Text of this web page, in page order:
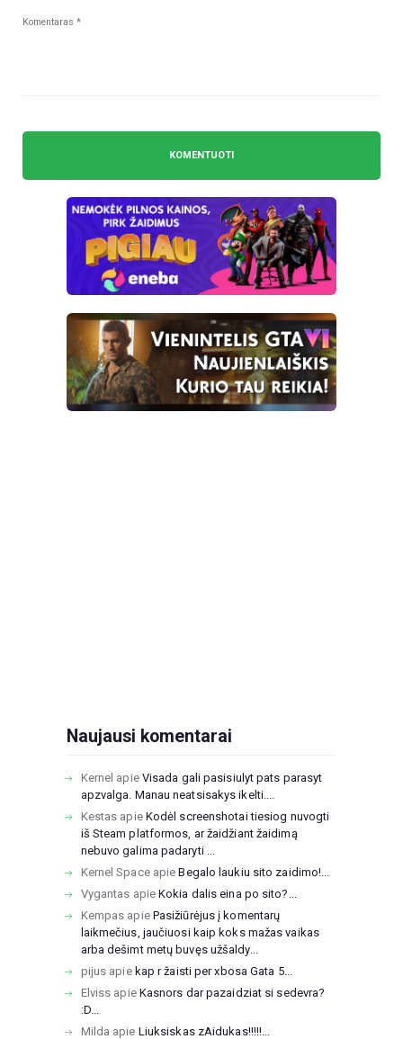
Naujausi komentarai
Kernel apie Visada gali pasisiulyt pats parasyt
apzvalga. Manau neatsisakys ikelti....
Kestas apie Kodėl screenshotai tiesiog nuvogti
iš Steam platformos, ar žaidžiant žaidimą
nebuvo galima padaryti ...
Kernel SpaceapieBegalo laukiu sito zaidimo!...
Vygantas apieKokia dalis eina po sito?...
Kempas apie Pasižiūrėjus į komentarų
laikmečius, jaučiuosi kaip koks mažas vaikas
arba dešimt metų buvęs užšaldy...
pijus apie kap r žaisti per xbosa Gata 5...
Elviss apie Kasnors dar pazaidziat si sedevra?
:D...
Milda apie Liuksiskas zAidukas!!!!!...